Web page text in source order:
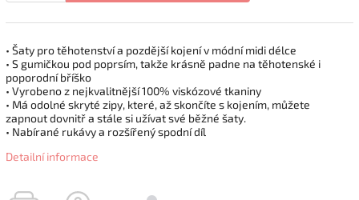
• Šaty pro těhotenství a pozdější kojení v módní midi délce
• S gumičkou pod poprsím, takže krásně padne na těhotenské i
poporodní bříško
• Vyrobeno z nejkvalitnější 100% viskózové tkaniny
• Má odolné skryté zipy, které, až skončíte s kojením, můžete
zapnout dovnitř a stále si užívat své běžné šaty.
• Nabírané rukávy a rozšířený spodní díl
Detailní informace